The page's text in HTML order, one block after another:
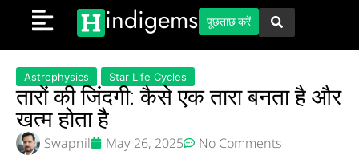
indigems पूछताछ करें
Astrophysics Star Life Cycles
तारों की जिंदगी: कैसे एक तारा बनता है और
खत्म होता है
Swapnil May 26, 2025
No Comments